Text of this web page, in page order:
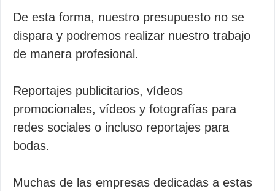
De esta forma, nuestro presupuesto no se
dispara y podremos realizar nuestro trabajo
de manera profesional.
Reportajes publicitarios, vídeos
promocionales, vídeos y fotografías para
redes sociales o incluso reportajes para
bodas.
Muchas de las empresas dedicadas a estas